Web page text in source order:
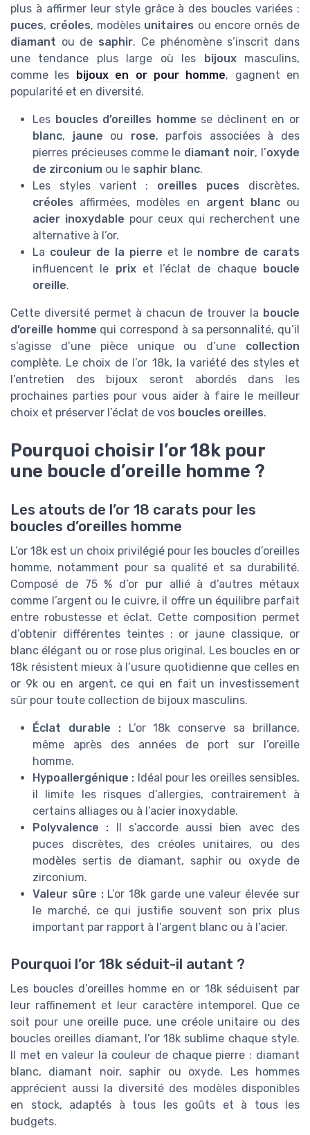
plus à affirmer leur style grâce à des boucles variées :
puces, créoles, modèles unitaires ou encore ornés de
diamant ou de saphir. Ce phénomène s’inscrit dans
une tendance plus large où les
bijouxmasculins,
comme les
bijoux en or pour homme, gagnent en
popularité et en diversité.
Les boucles d’oreilles homme se déclinent en or
blanc, jaune ou rose, parfois associées à des
pierres précieuses comme le diamant noir, l’oxyde
de zirconium ou le saphir blanc.
Les styles varient : oreilles puces discrètes,
créoles affirmées, modèles en argent blancou
acier inoxydable pour ceux qui recherchent une
alternative à l’or.
La couleur de la pierre et le nombre de carats
influencent le prixet l’éclat de chaque
boucle
oreille.
Cette diversité permet à chacun de trouver la boucle
d’oreille homme qui correspond à sa personnalité, qu’il
s’agisse d’une pièce unique ou d’une collection
complète. Le choix de l’or 18k, la variété des styles et
l’entretien des bijoux seront abordés dans les
prochaines parties pour vous aider à faire le meilleur
choix et préserver l’éclat de vos boucles oreilles.
Pourquoi choisir l’or 18k pour
une boucle d’oreille homme ?
Les atouts de l’or 18 carats pour les
boucles d’oreilles homme
L’or 18k est un choix privilégié pour les boucles d’oreilles
homme, notamment pour sa qualité et sa durabilité.
Composé de 75 % d’or pur allié à d’autres métaux
comme l’argent ou le cuivre, il offre un équilibre parfait
entre robustesse et éclat. Cette composition permet
d’obtenir différentes teintes : or jaune classique, or
blanc élégant ou or rose plus original. Les boucles en or
18k résistent mieux à l’usure quotidienne que celles en
or 9k ou en argent, ce qui en fait un investissement
sûr pour toute collection de bijoux masculins.
Éclat durable :L’or 18k conserve sa brillance,
même après des années de port sur l’oreille
homme.
Hypoallergénique : Idéal pour les oreilles sensibles,
il limite les risques d’allergies, contrairement à
certains alliages ou à l’acier inoxydable.
Polyvalence : Il s’accorde aussi bien avec des
puces discrètes, des créoles unitaires, ou des
modèles sertis de diamant, saphir ou oxyde de
zirconium.
Valeur sûre :L’or 18k garde une valeur élevée sur
le marché, ce qui justifie souvent son prix plus
important par rapport à l’argent blanc ou à l’acier.
Pourquoi l’or 18k séduit-il autant ?
Les boucles d’oreilles homme en or 18k séduisent par
leur raffinement et leur caractère intemporel. Que ce
soit pour une oreille puce, une créole unitaire ou des
boucles oreilles diamant, l’or 18k sublime chaque style.
Il met en valeur la couleur de chaque pierre : diamant
blanc, diamant noir, saphir ou oxyde. Les hommes
apprécient aussi la diversité des modèles disponibles
en stock, adaptés à tous les goûts et à tous les
budgets.